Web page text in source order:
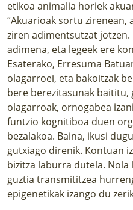
etikoa animalia horiek
“Akuarioak sortu zirenean,
ziren adimentsutzat
adimena, eta legeek ere
Esaterako, Erresuma
olagarroei, eta bakoitzak
bere berezitasunak baititu,
olagarroak, ornogabea
funtzio kognitiboa duen
bezalakoa. Baina, ikusi
gutxiago direnik. Kontuan
bizitza laburra dutela.
guztia transmititzea
epigenetikak izango du